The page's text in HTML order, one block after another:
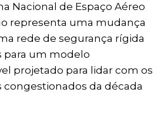
Nacional de Espaço Aéreo
representa uma mudança
rede de segurança rígida
para um modelo
projetado para lidar com os
congestionados da década